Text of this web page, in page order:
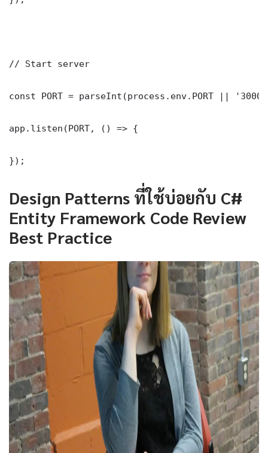
// Start server
const PORT = parseInt(process.env.PORT ||
app.listen(PORT, () => {
});
Design Patterns ที่ใช้บ่อยกับ C#
Entity Framework Code Review
Best Practice